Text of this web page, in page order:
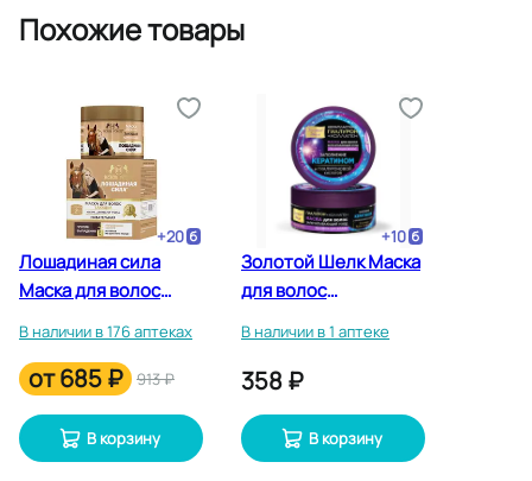
Похожие товары
+20
Лошадиная сила
Маска для волос
250 мл
В наличии в 176 аптеках
от685 ₽ 913 ₽
В корзину
+10
Золотой Шелк Маска
для волос
запечатывающий
уход 180 мл
В наличии в 1 аптеке
358 ₽
В корзину